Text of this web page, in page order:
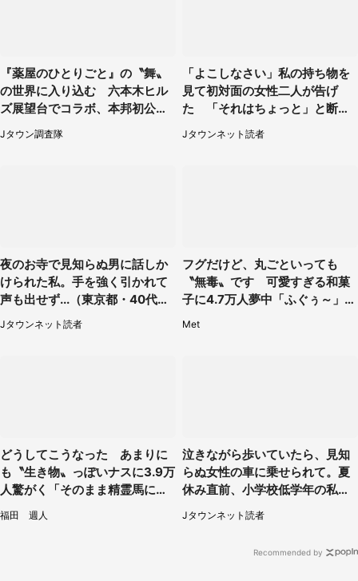
『薬屋のひとりごと』の〝舞〟
の世界に入り込む 六本木ヒル
ズ展望台でコラボ、本邦初公開
の「猫猫像」も【8／1～10／2
6】
Jタウン調査隊
「よこしなさい」私の持ち物を
見て初対面の女性二人が告げ
た 「それはちょっと」と断っ
たわけ（東京都・40代女性）
Jタウンネット読者
夜のお寺で見知らぬ男に話しか
けられた私。手を強く引かれて
声も出せず...（東京都・40代女
性）
Jタウンネット読者
フグだけど、丸ごといっても
〝無毒〟です 可愛すぎる和菓
子に4.7万人夢中「ふぐぅ～」
「職人の技ですね」
Met
どうしてこうなった あまりに
も〝生き物〟っぽいナスに3.9万
人驚がく「そのまま精霊馬に使
えそう」
福田 週人
泣きながら歩いていたら、見知
らぬ女性の車に乗せられて。夏
休み直前、小学校低学年の私に
起きたこと（広島県・30代女
性）
Jタウンネット読者
Recommended by